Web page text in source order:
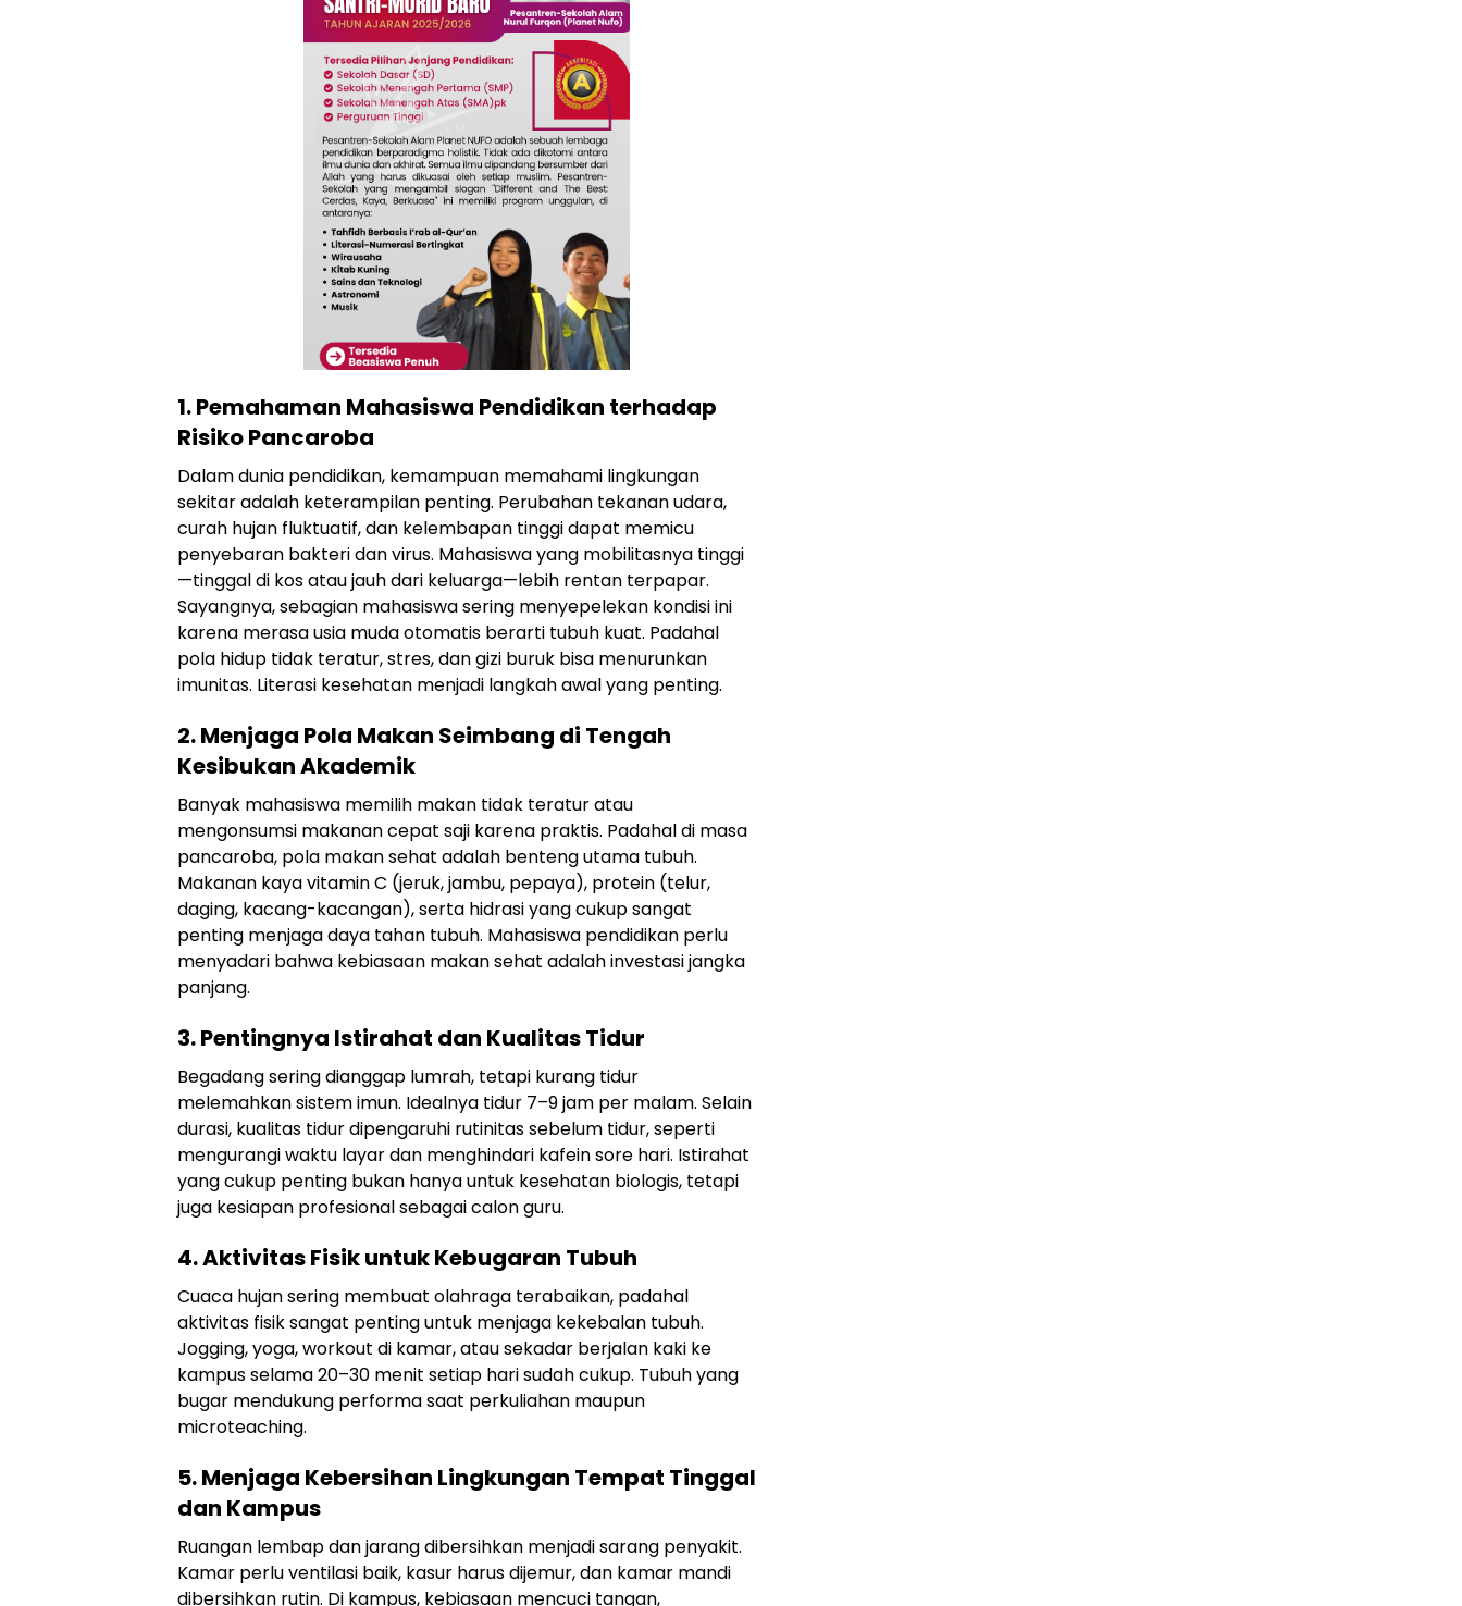
1. Pemahaman Mahasiswa Pendidikan terhadap
Risiko Pancaroba
Dalam dunia pendidikan, kemampuan memahami lingkungan
sekitar adalah keterampilan penting. Perubahan tekanan udara,
curah hujan fluktuatif, dan kelembapan tinggi dapat memicu
penyebaran bakteri dan virus. Mahasiswa yang mobilitasnya tinggi
—tinggal di kos atau jauh dari keluarga—lebih rentan terpapar.
Sayangnya, sebagian mahasiswa sering menyepelekan kondisi ini
karena merasa usia muda otomatis berarti tubuh kuat. Padahal
pola hidup tidak teratur, stres, dan gizi buruk bisa menurunkan
imunitas. Literasi kesehatan menjadi langkah awal yang penting.
2. Menjaga Pola Makan Seimbang di Tengah
Kesibukan Akademik
Banyak mahasiswa memilih makan tidak teratur atau
mengonsumsi makanan cepat saji karena praktis. Padahal di masa
pancaroba, pola makan sehat adalah benteng utama tubuh.
Makanan kaya vitamin C (jeruk, jambu, pepaya), protein (telur,
daging, kacang-kacangan), serta hidrasi yang cukup sangat
penting menjaga daya tahan tubuh. Mahasiswa pendidikan perlu
menyadari bahwa kebiasaan makan sehat adalah investasi jangka
panjang.
3. Pentingnya Istirahat dan Kualitas Tidur
Begadang sering dianggap lumrah, tetapi kurang tidur
melemahkan sistem imun. Idealnya tidur 7–9 jam per malam. Selain
durasi, kualitas tidur dipengaruhi rutinitas sebelum tidur, seperti
mengurangi waktu layar dan menghindari kafein sore hari. Istirahat
yang cukup penting bukan hanya untuk kesehatan biologis, tetapi
juga kesiapan profesional sebagai calon guru.
4. Aktivitas Fisik untuk Kebugaran Tubuh
Cuaca hujan sering membuat olahraga terabaikan, padahal
aktivitas fisik sangat penting untuk menjaga kekebalan tubuh.
Jogging, yoga, workout di kamar, atau sekadar berjalan kaki ke
kampus selama 20–30 menit setiap hari sudah cukup. Tubuh yang
bugar mendukung performa saat perkuliahan maupun
microteaching.
5. Menjaga Kebersihan Lingkungan Tempat Tinggal
dan Kampus
Ruangan lembap dan jarang dibersihkan menjadi sarang penyakit.
Kamar perlu ventilasi baik, kasur harus dijemur, dan kamar mandi
dibersihkan rutin. Di kampus, kebiasaan mencuci tangan,